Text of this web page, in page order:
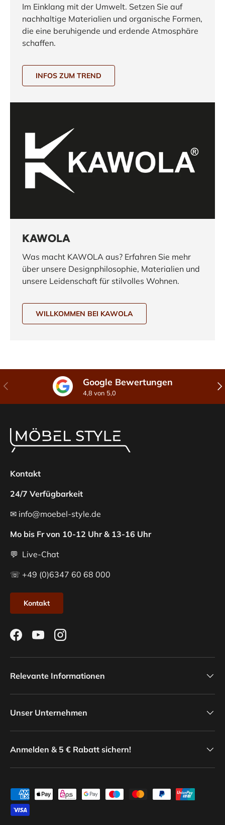
Im Einklang mit der Umwelt. Setzen Sie auf
nachhaltige Materialien und organische Formen,
die eine beruhigende und erdende Atmosphäre
schaffen.
INFOS ZUM TREND
KAWOLA
Was macht KAWOLA aus? Erfahren Sie mehr
über unsere Designphilosophie, Materialien und
unsere Leidenschaft für stilvolles Wohnen.
WILLKOMMEN BEI KAWOLA
Vorherige Google Bewertungen
4,8 von 5,0
Kontakt
24/7 Verfügbarkeit
✉ info@moebel-style.de
Mo bis Fr von 10-12 Uhr & 13-16 Uhr
💬 Live-Chat
☏ +49 (0)6347 60 68 000
Kontakt
FacebookYouTubeInstagram
Relevante Informationen
Unser Unternehmen
Anmelden & 5 € Rabatt sichern!
Zahlungsmethoden